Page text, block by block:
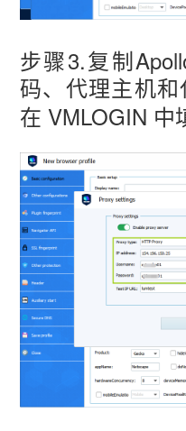
步骤3.复制
码、代理主机
在 VMLOGIN 中
vmlogin.cc